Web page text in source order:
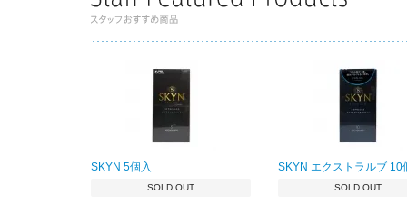
SKYN 5個入
SOLD OUT
SKYN エクストラルブ 10
SOLD OUT